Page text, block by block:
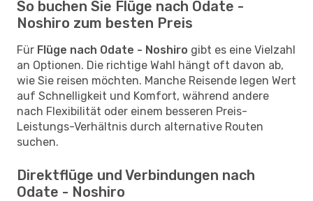
So buchen Sie Flüge nach Odate -
Noshiro zum besten Preis
Für Flüge nach Odate - Noshiro gibt es eine Vielzahl
an Optionen. Die richtige Wahl hängt oft davon ab,
wie Sie reisen möchten. Manche Reisende legen Wert
auf Schnelligkeit und Komfort, während andere
nach Flexibilität oder einem besseren Preis-
Leistungs-Verhältnis durch alternative Routen
suchen.
Direktflüge und Verbindungen nach
Odate - Noshiro